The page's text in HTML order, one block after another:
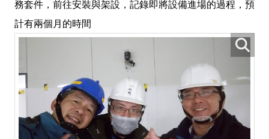
務套件，前往安裝與架設，記錄即將設備進場的過程，預
計有兩個月的時間